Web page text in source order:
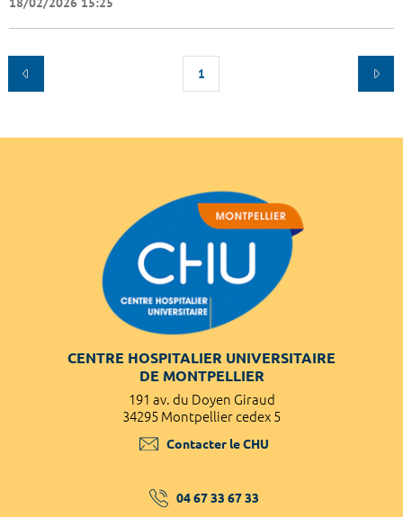
1
CENTRE HOSPITALIER UNIVERSITAIRE
DE MONTPELLIER
191 av. du Doyen Giraud
34295 Montpellier cedex 5
Contacter le CHU
04 67 33 67 33